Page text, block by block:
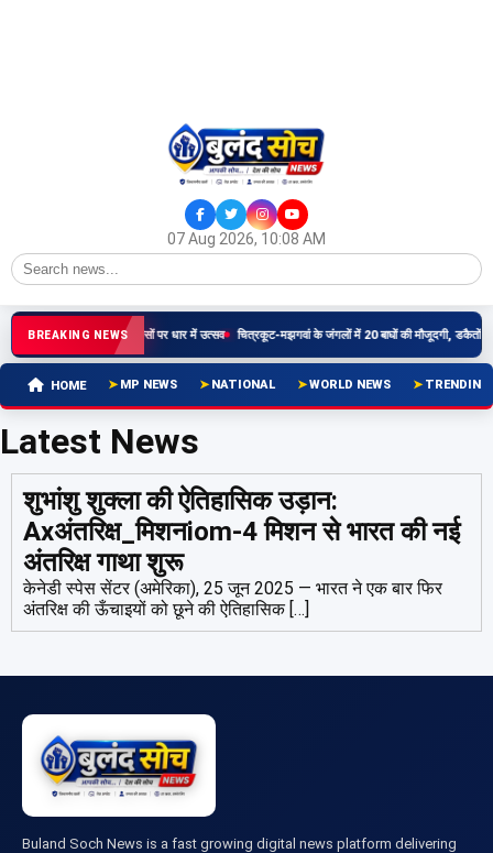
07 Aug 2026, 10:08 AM
BREAKING NEWS
मां वाग्देवी प्रतिमा वापसी प्रयासों पर धार में उत्सव चित्रकूट-मझगवां के जंगलों में 20 बाघों की मौजूदगी, डकैतों के
HOME MP NEWS NATIONAL WORLD NEWS TRENDING
Latest News
शुभांशु शुक्ला की ऐतिहासिक उड़ान:
Axअंतरिक्ष_मिशनiom-4 मिशन से भारत की नई
अंतरिक्ष गाथा शुरू
केनेडी स्पेस सेंटर (अमेरिका), 25 जून 2025 — भारत ने एक बार फिर
अंतरिक्ष की ऊँचाइयों को छूने की ऐतिहासिक […]
Buland Soch News is a fast growing digital news platform delivering